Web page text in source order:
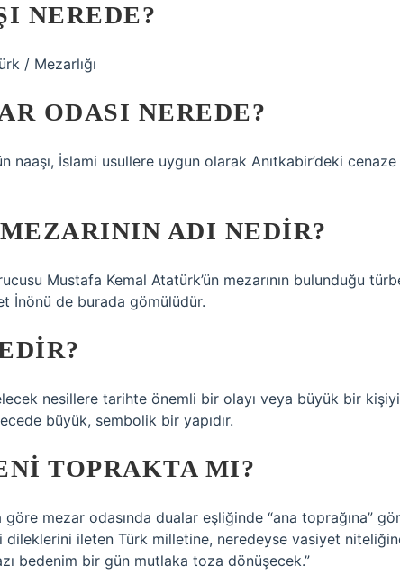
NEREDE?
/ Mezarlığı
ODASI NEREDE?
naaşı, İslami usullere uygun olarak Anıtkabir’deki
ADI NEDIR?
Mustafa Kemal Atatürk’ün mezarının bulunduğu
İnönü de burada gömülüdür.
nesillere tarihte önemli bir olayı veya büyük bir kişiyi
büyük, sembolik bir yapıdır.
TOPRAKTA MI?
mezar odasında dualar eşliğinde “ana toprağına”
dileklerini ileten Türk milletine, neredeyse vasiyet
bedenim bir gün mutlaka toza dönüşecek.”